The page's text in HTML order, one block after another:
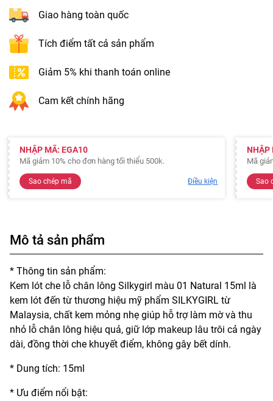
Giao hàng toàn quốc
Tích điểm tất cả sản phẩm
Giảm 5% khi thanh toán online
Cam kết chính hãng
NHẬP MÃ: EGA10
Mã giảm 10% cho đơn hàng tối thiểu 500k.
Sao chép mã Điều kiện
NHẬP
Mã
Sao
Mô tả sản phẩm
* Thông tin sản phẩm:
Kem lót che lỗ chân lông Silkygirl màu 01 Natural 15ml là
kem lót đến từ thương hiệu mỹ phẩm SILKYGIRL từ
Malaysia, chất kem mỏng nhẹ giúp hỗ trợ làm mờ và thu
nhỏ lỗ chân lông hiệu quả, giữ lớp makeup lâu trôi cả ngày
dài, đồng thời che khuyết điểm, không gây bết dính.
* Dung tích: 15ml
* Ưu điểm nổi bật: